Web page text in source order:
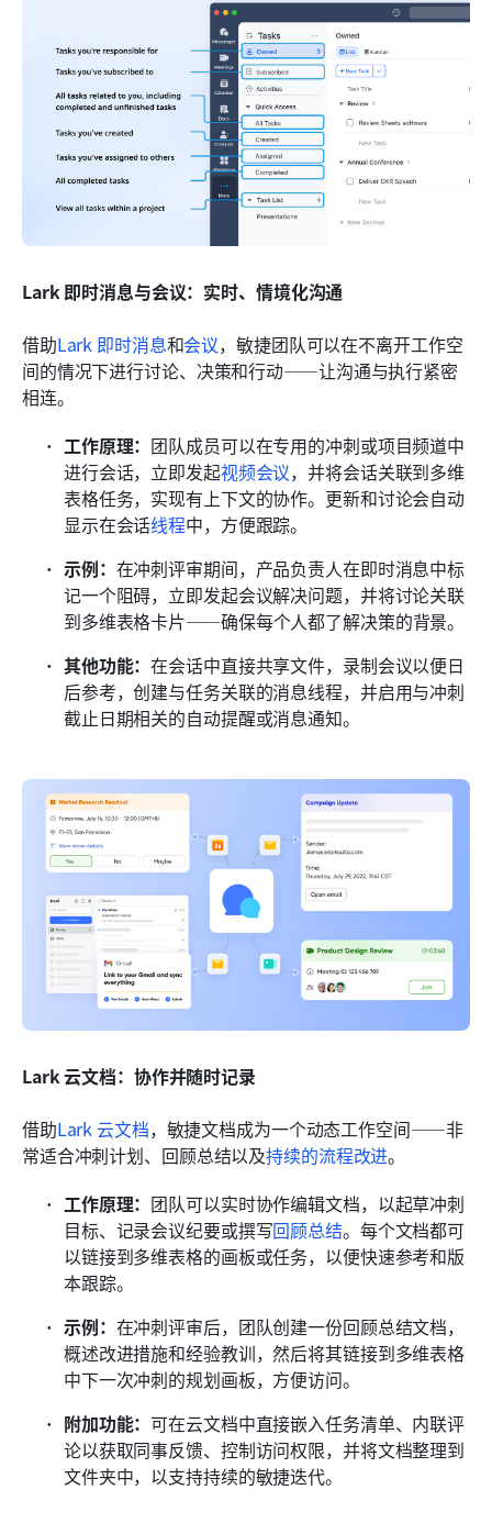
Lark 即时消息与会议：实时、情境化沟通
借助Lark 即时消息和会议，敏捷团队可以在不离开工作空
间的情况下进行讨论、决策和行动——让沟通与执行紧密
相连。
工作原理： 团队成员可以在专用的冲刺或项目频道中
进行会话，立即发起视频会议，并将会话关联到多维
表格任务，实现有上下文的协作。更新和讨论会自动
显示在会话线程中，方便跟踪。
示例： 在冲刺评审期间，产品负责人在即时消息中标
记一个阻碍，立即发起会议解决问题，并将讨论关联
到多维表格卡片——确保每个人都了解决策的背景。
其他功能：在会话中直接共享文件，录制会议以便日
后参考，创建与任务关联的消息线程，并启用与冲刺
截止日期相关的自动提醒或消息通知。
Lark 云文档：协作并随时记录
借助Lark 云文档，敏捷文档成为一个动态工作空间——非
常适合冲刺计划、回顾总结以及持续的流程改进。
工作原理： 团队可以实时协作编辑文档，以起草冲刺
目标、记录会议纪要或撰写回顾总结。每个文档都可
以链接到多维表格的画板或任务，以便快速参考和版
本跟踪。
示例： 在冲刺评审后，团队创建一份回顾总结文档，
概述改进措施和经验教训，然后将其链接到多维表格
中下一次冲刺的规划画板，方便访问。
附加功能： 可在云文档中直接嵌入任务清单、内联评
论以获取同事反馈、控制访问权限，并将文档整理到
文件夹中，以支持持续的敏捷迭代。